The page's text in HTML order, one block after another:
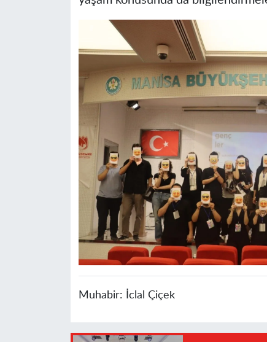
Muhabir: İclal Çiçek